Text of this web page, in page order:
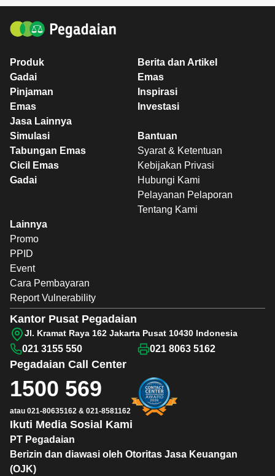
Produk
Gadai
Pinjaman
Emas
Jasa Lainnya
Berita dan Artikel
Emas
Inspirasi
Investasi
Simulasi
Tabungan Emas
Cicil Emas
Gadai
Bantuan
Syarat & Ketentuan
Kebijakan Privasi
Hubungi Kami
Pelayanan Pelaporan
Tentang Kami
Lainnya
Promo
PPID
Event
Cara Pembayaran
Report Vulnerability
PT Pegadaian
Berizin dan diawasi oleh Otoritas Jasa Keuangan
(OJK)
Ikuti Media Sosial Kami
Pegadaian Call Center
1500 569
atau 021-80635162 & 021-8581162
Kantor Pusat Pegadaian
Jl. Kramat Raya 162 Jakarta Pusat 10430 Indonesia
021 3155 550 021 8063 5162